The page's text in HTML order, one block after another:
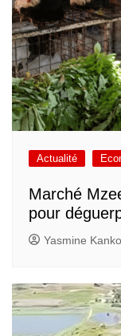
Actualité
Marché
pour
Yasmine